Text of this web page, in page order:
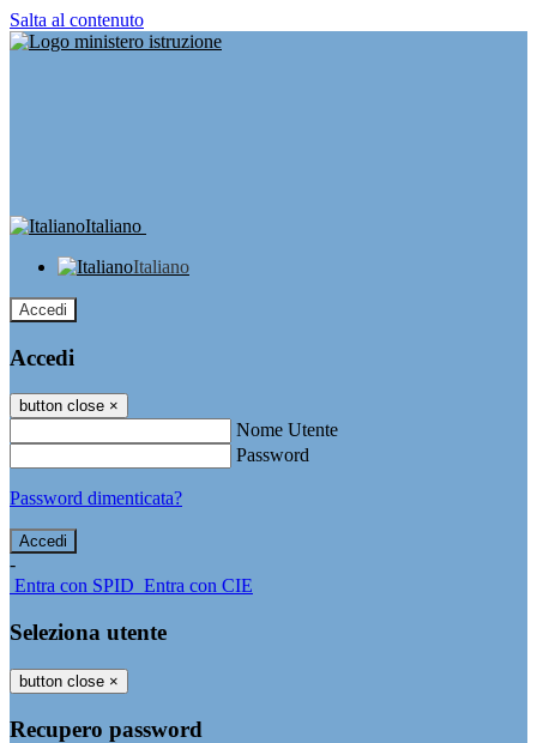
Salta al contenuto
Italiano
Italiano
Accedi
Accedi
button close ×
Nome Utente
Password
Password dimenticata?
-
Entra con SPID Entra con CIE
Seleziona utente
button close ×
Recupero password